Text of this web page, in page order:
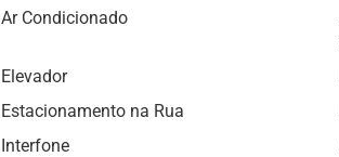
Ar Condicionado
Elevador
Estacionamento na Rua
Interfone